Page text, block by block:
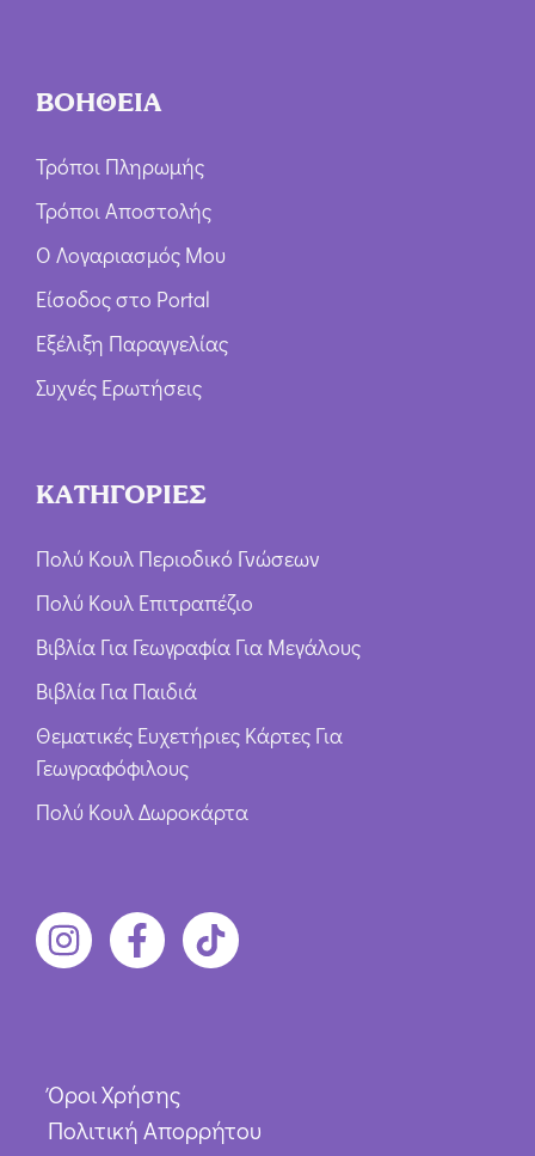
ΒΟΗΘΕΙΑ
Τρόποι Πληρωμής
Τρόποι Αποστολής
Ο Λογαριασμός Μου
Είσοδος στο Portal
Εξέλιξη Παραγγελίας
Συχνές Ερωτήσεις
ΚΑΤΗΓΟΡΙΕΣ
Πολύ Κουλ Περιοδικό Γνώσεων
Πολύ Κουλ Επιτραπέζιο
Βιβλία Για Γεωγραφία Για Μεγάλους
Βιβλία Για Παιδιά
Θεματικές Ευχετήριες Κάρτες Για
Γεωγραφόφιλους
Πολύ Κουλ Δωροκάρτα
Όροι Χρήσης
Πολιτική Απορρήτου